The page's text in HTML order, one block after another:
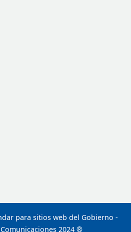
para sitios web del Gobierno -
2024 ®